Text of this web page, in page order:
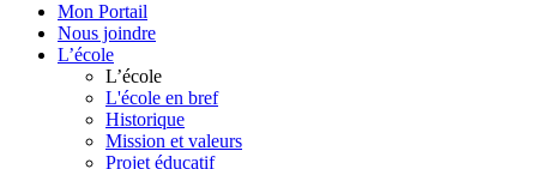
Mon Portail
Nous joindre
L’école
L’école
L'école en bref
Historique
Mission et valeurs
Projet éducatif